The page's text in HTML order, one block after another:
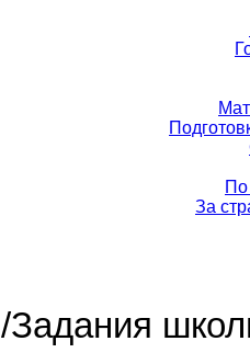
За
/Задания